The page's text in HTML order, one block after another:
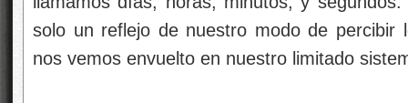
solo un reflejo de nuestro modo de percibir
nos vemos envuelto en nuestro limitado